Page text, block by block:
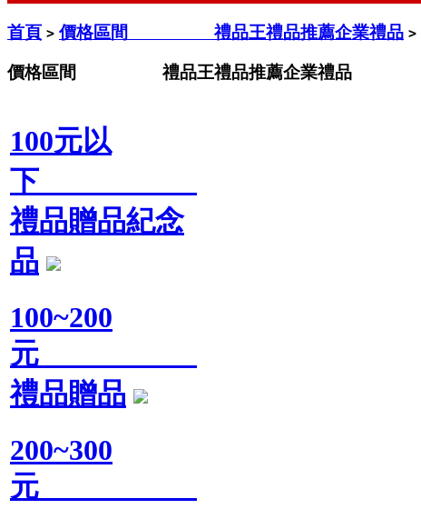
首頁 > 價格區間 禮品王禮品推薦企業禮品 >
價格區間 禮品王禮品推薦企業禮品
100元以
下
禮品贈品紀念
品
100~200
元
禮品贈品
200~300
元